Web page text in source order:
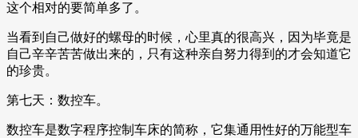
这个相对的要简单多了。
当看到自己做好的螺母的时候，心里真的很高兴，因为毕竟是
自己辛辛苦苦做出来的，只有这种亲自努力得到的才会知道它
的珍贵。
第七天：数控车。
数控车是数字程序控制车床的简称，它集通用性好的万能型车